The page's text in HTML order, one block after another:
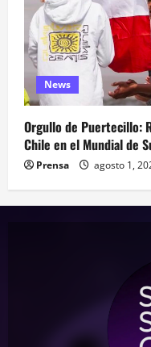
News
Orgullo de Puertecillo:
Chile en el Mundial de
Prensa agosto 1,